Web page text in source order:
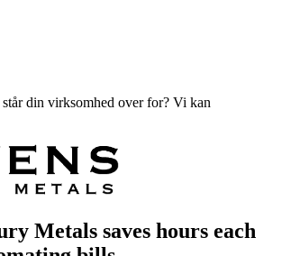
din virksomhed over for? Vi kan
Metals saves hours each